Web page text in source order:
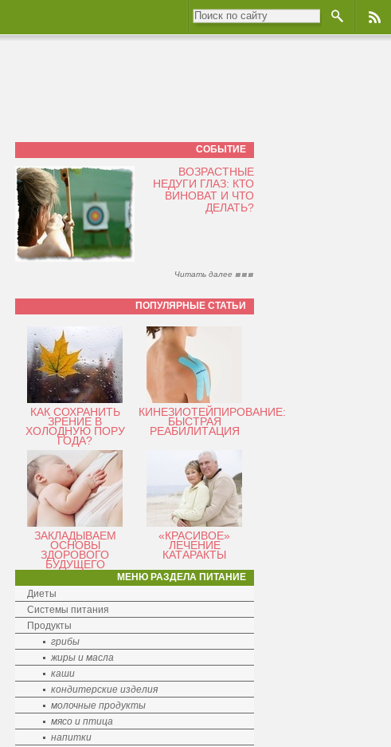
СОБЫТИЕ
ВОЗРАСТНЫЕ
НЕДУГИ ГЛАЗ: КТО
ВИНОВАТ И ЧТО
ДЕЛАТЬ?
Читать далее
ПОПУЛЯРНЫЕ СТАТЬИ
КАК СОХРАНИТЬ
ЗРЕНИЕ В
ХОЛОДНУЮ ПОРУ
ГОДА?
КИНЕЗИОТЕЙПИРОВАНИЕ:
БЫСТРАЯ
РЕАБИЛИТАЦИЯ
ЗАКЛАДЫВАЕМ
ОСНОВЫ
ЗДОРОВОГО
БУДУЩЕГО
«КРАСИВОЕ»
ЛЕЧЕНИЕ
КАТАРАКТЫ
МЕНЮ РАЗДЕЛА ПИТАНИЕ
Диеты
Системы питания
Продукты
грибы
жиры и масла
каши
кондитерские изделия
молочные продукты
мясо и птица
напитки